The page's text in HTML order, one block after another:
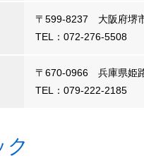
〒599-8237 大阪府堺
TEL：072-276-5508
〒670-0966 兵庫県姫
TEL：079-222-2185
ク